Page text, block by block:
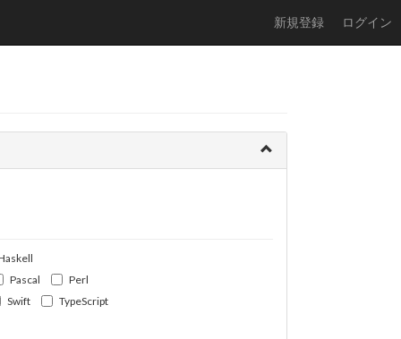
新規登録 ログイン
Pascal
Perl
Swift
TypeScript